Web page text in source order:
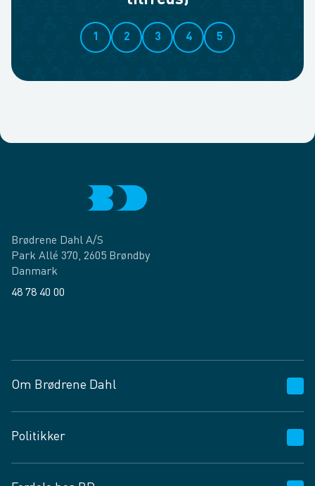
1 2 3 4 5
Brødrene Dahl A/S
Park Allé 370, 2605 Brøndby
Danmark
48 78 40 00
Om Brødrene Dahl
Vagttelefon 30 10 89 89
Spørgsmål og svar
Politikker